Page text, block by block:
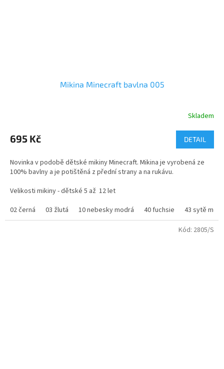
Mikina Minecraft bavlna 005
produktu
je
z
5
Skladem
695 Kč DETAIL
Novinka v podobě dětské mikiny Minecraft. Mikina je vyrobená ze
100% bavlny a je potištěná z přední strany a na rukávu.
Velikosti mikiny - dětské 5 až 12 let
velikosti mikiny - dospělé - S až L
02 černá 03 žlutá 10 nebesky modrá 40 fuchsie 43 sytě
Kód: 2805/S